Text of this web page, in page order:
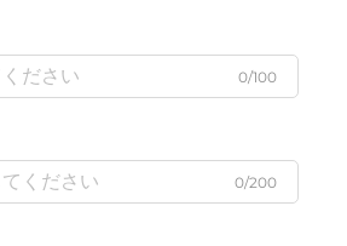
0/100
0/200